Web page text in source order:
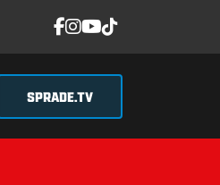
SPRADE.TV